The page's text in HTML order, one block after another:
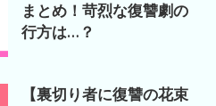
まとめ！苛烈な復讐劇の
行方は…？
【裏切り者に復讐の花束